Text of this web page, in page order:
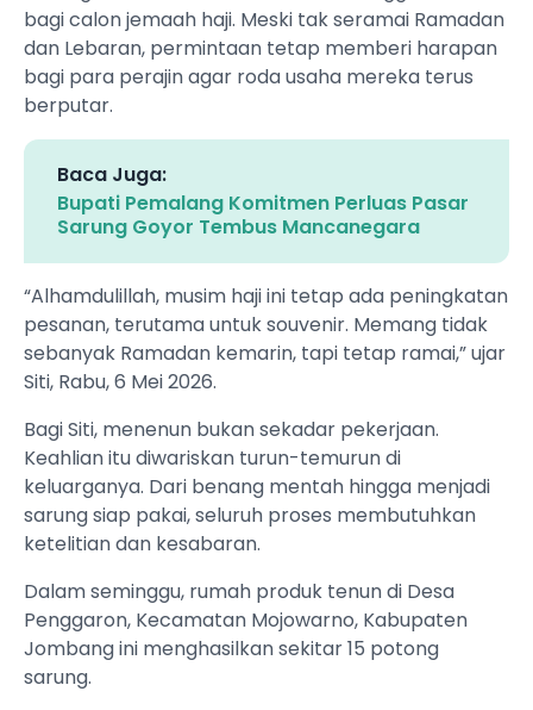
bagi calon jemaah haji. Meski tak seramai Ramadan
dan Lebaran, permintaan tetap memberi harapan
bagi para perajin agar roda usaha mereka terus
berputar.
Baca Juga:
Bupati Pemalang Komitmen Perluas Pasar
Sarung Goyor Tembus Mancanegara
“Alhamdulillah, musim haji ini tetap ada peningkatan
pesanan, terutama untuk souvenir. Memang tidak
sebanyak Ramadan kemarin, tapi tetap ramai,” ujar
Siti, Rabu, 6 Mei 2026.
Bagi Siti, menenun bukan sekadar pekerjaan.
Keahlian itu diwariskan turun-temurun di
keluarganya. Dari benang mentah hingga menjadi
sarung siap pakai, seluruh proses membutuhkan
ketelitian dan kesabaran.
Dalam seminggu, rumah produk tenun di Desa
Penggaron, Kecamatan Mojowarno, Kabupaten
Jombang ini menghasilkan sekitar 15 potong
sarung.